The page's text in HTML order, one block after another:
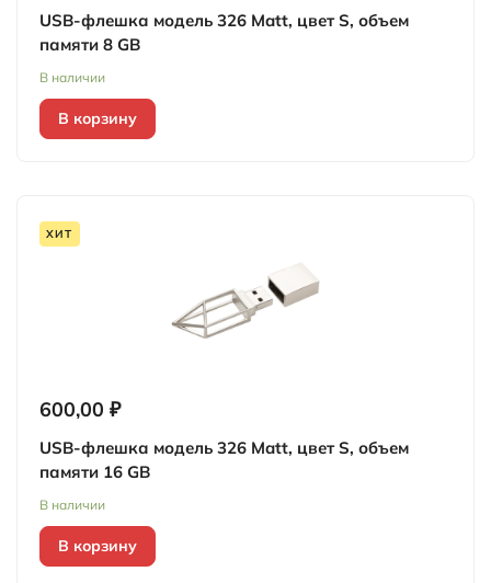
USB-флешка модель 326 Matt, цвет S, объем
памяти 8 GB
В наличии
В корзину
ХИТ
600,00 ₽
USB-флешка модель 326 Matt, цвет S, объем
памяти 16 GB
В наличии
В корзину